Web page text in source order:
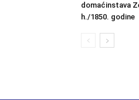
domaćinstava
h./1850. godine